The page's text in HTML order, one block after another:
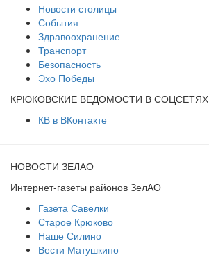
Новости столицы
События
Здравоохранение
Транспорт
Безопасность
Эхо Победы
КРЮКОВСКИЕ ВЕДОМОСТИ В СОЦСЕТЯХ
КВ в ВКонтакте
НОВОСТИ ЗЕЛАО
Интернет-газеты районов ЗелАО
Газета Савелки
Старое Крюково
Наше Силино
Вести Матушкино